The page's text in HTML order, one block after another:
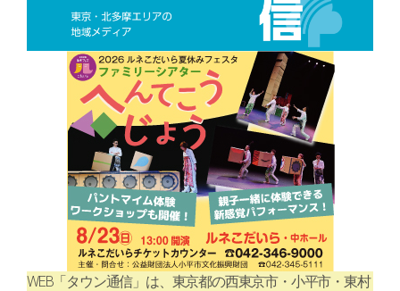
WEB「タウン通信」は、東京都の西東京市・小平市・東村